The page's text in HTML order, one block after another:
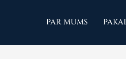
PAR MUMS